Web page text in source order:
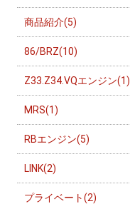
商品紹介(5)
86/BRZ(10)
Z33.Z34.VQエンジン(1)
MRS(1)
RBエンジン(5)
LINK(2)
プライベート(2)